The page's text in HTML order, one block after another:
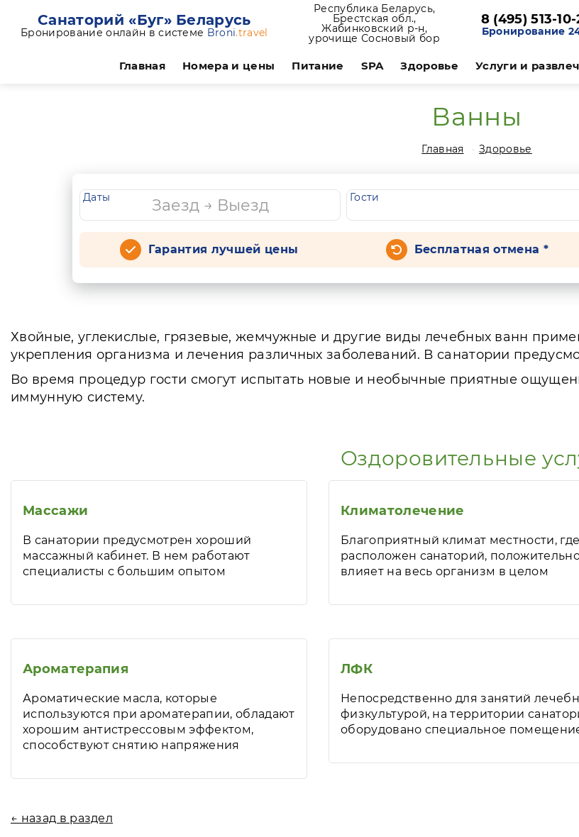
Санаторий «Буг» Беларусь
Бронирование онлайн в системе Broni.travel
Республика Беларусь,
Брестская обл.,
Жабинковский р-н,
урочище Сосновый бор
8 (495) 513-
Бронирование
Главная Номера и цены Питание SPA Здоровье Услуги и
Ванны
Главная Здоровье
Даты Гости
Гарантия лучшей цены Бесплатная отмена *
Хвойные, углекислые, грязевые, жемчужные и другие виды лечебных ванн
укрепления организма и лечения различных заболеваний. В санатории
Во время процедур гости смогут испытать новые и необычные приятные
иммунную систему.
Оздоровительные
Массажи
В санатории предусмотрен хороший
массажный кабинет. В нем работают
специалисты с большим опытом
Климатолечение
Благоприятный климат местности, где
расположен санаторий,
влияет на весь организм в целом
Ароматерапия
Ароматические масла, которые
используются при ароматерапии, обладают
хорошим антистрессовым эффектом,
способствуют снятию напряжения
ЛФК
Непосредственно для занятий
физкультурой, на территории
оборудовано специальное
← назад в раздел